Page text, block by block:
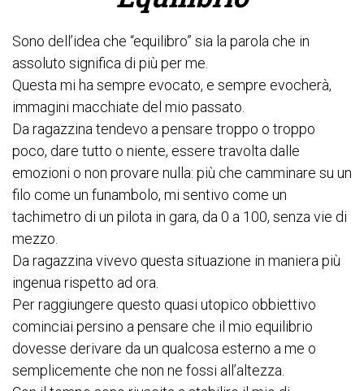
Sono dell’idea che “equilibro” sia la parola che in
assoluto significa di più per me.
Questa mi ha sempre evocato, e sempre evocherà,
immagini macchiate del mio passato.
Da ragazzina tendevo a pensare troppo o troppo
poco, dare tutto o niente, essere travolta dalle
emozioni o non provare nulla: più che camminare su un
filo come un funambolo, mi sentivo come un
tachimetro di un pilota in gara, da 0 a 100, senza vie di
mezzo.
Da ragazzina vivevo questa situazione in maniera più
ingenua rispetto ad ora.
Per raggiungere questo quasi utopico obbiettivo
cominciai persino a pensare che il mio equilibrio
dovesse derivare da un qualcosa esterno a me o
semplicemente che non ne fossi all’altezza.